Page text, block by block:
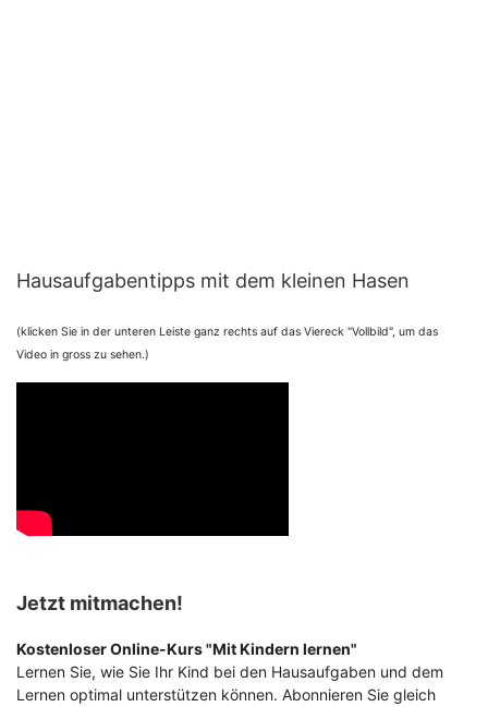
Hausaufgabentipps mit dem kleinen Hasen
(klicken Sie in der unteren Leiste ganz rechts auf das Viereck "Vollbild", um das
Video in gross zu sehen.)
Jetzt mitmachen!
Kostenloser Online-Kurs "Mit Kindern lernen"
Lernen Sie, wie Sie Ihr Kind bei den Hausaufgaben und dem
Lernen optimal unterstützen können. Abonnieren Sie gleich